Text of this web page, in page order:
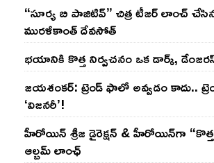
“సూర్య బి పాజిటివ్” చిత్ర టీజర్ లాంచ్ చేసిన‌
మురళీకాంత్ దేవసోత్
భయానికి కొత్త నిర్వచనం ఒక డార్క్, డేంజరస్
జయశంకర్: ట్రెండ్‌ ఫాలో అవ్వడం కాదు..
‘విజనరీ’!
హీరోయిన్ శ్రీజ డైరెక్ష‌న్ & హీరోయిన్‌గా
ఆల్బమ్ లాంఛ్